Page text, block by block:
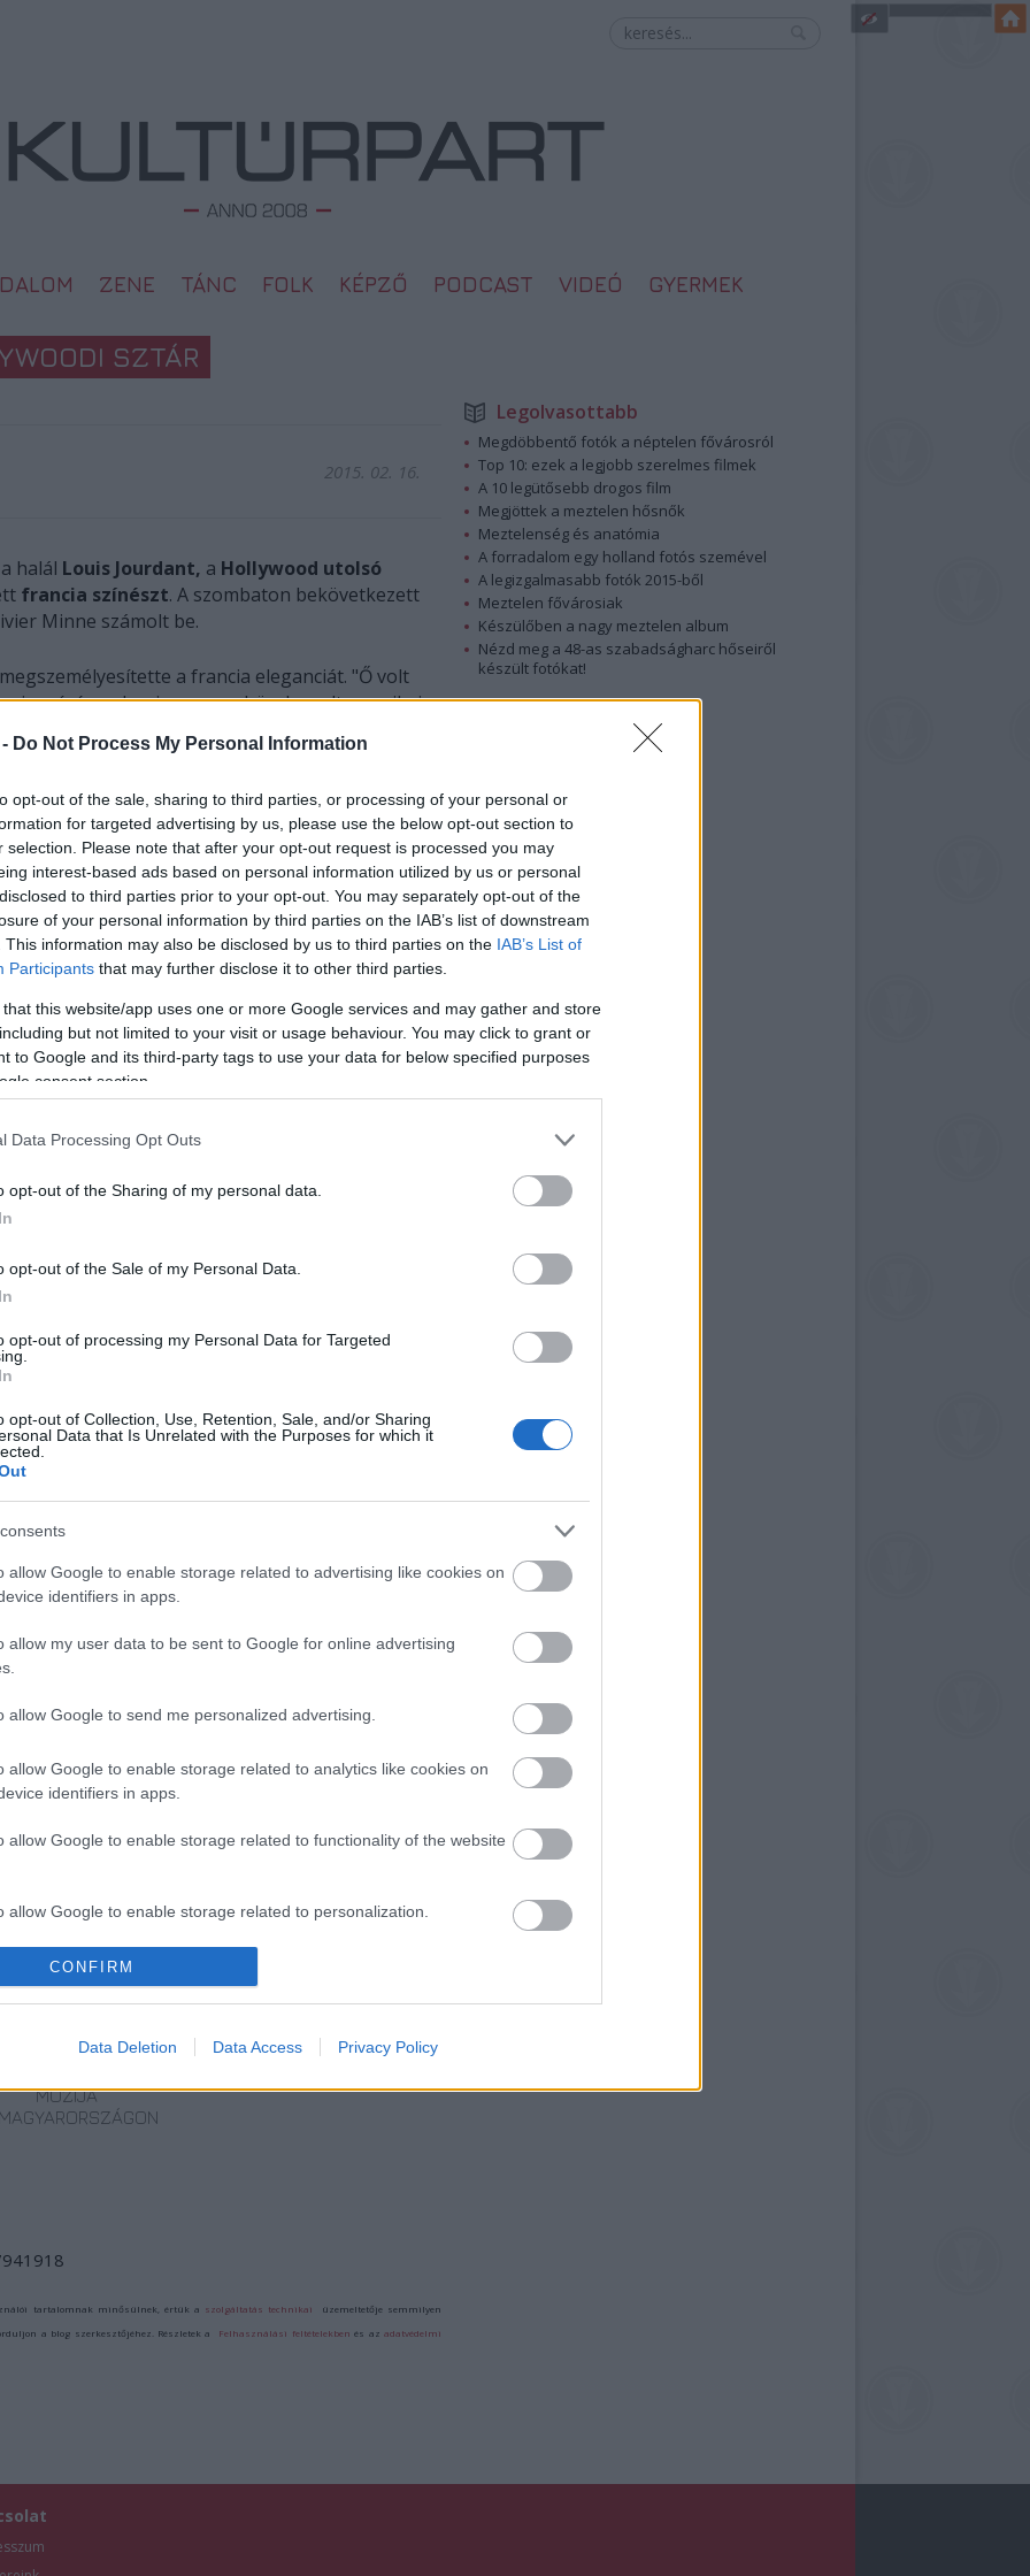
Do Not Process My Personal Information
opt-out of the sale, sharing to third parties, or processing of your personal or
for targeted advertising by us, please use the below opt-out section to
selection. Please note that after your opt-out request is processed you may
interest-based ads based on personal information utilized by us or personal
to third parties prior to your opt-out. You may separately opt-out of the
of your personal information by third parties on the IAB’s list of downstream
This information may also be disclosed by us to third parties on the IAB’s List of
Participants that may further disclose it to other third parties.
that this website/app uses one or more Google services and may gather and store
but not limited to your visit or usage behaviour. You may click to grant or
to Google and its third-party tags to use your data for below specified purposes
consent section.
Data Processing Opt Outs
opt-out of the Sharing of my personal data.
opt-out of the Sale of my Personal Data.
opt-out of processing my Personal Data for Targeted
opt-out of Collection, Use, Retention, Sale, and/or Sharing
Data that Is Unrelated with the Purposes for which it
allow Google to enable storage related to advertising like cookies on
identifiers in apps.
allow my user data to be sent to Google for online advertising
allow Google to send me personalized advertising.
allow Google to enable storage related to analytics like cookies on
identifiers in apps.
allow Google to enable storage related to functionality of the website
allow Google to enable storage related to personalization.
allow Google to enable storage related to security, including
functionality and fraud prevention, and other user protection.
CONFIRM
Data Deletion Data Access Privacy Policy
ZENE TÁNC FOLK KÉPZŐ PODCAST VIDEÓ GYERMEK
SZTÁR
2015. 02. 16.
halál Louis Jourdant, a Hollywood utolsó
francia színészt. A szombaton bekövetkezett
Minne számolt be.
a francia eleganciát. "Ő volt
színésze. Louis nagyon büszke volt amerikai
Jordanről szóló könyvön és
Louis Robert Gendre néven és már a
a filmvásznon. A második
ellenállási mozgalomhoz, a háború után pedig
szerepét az Alfred Hitchcock rendezte
és ötvenes években olyan színésznőkkel
Fontaine, Jennifer Jones, Grace Kelly és
szerető szerepét, mint a
is Leslie Caron oldalán. DeBond-filmben is
- Polipka
is kapott. Felesége, akivel több mint
Fia, Louis Henry Jourdan 1981-ben harmincéves
halt meg.
SZÁGULDÁS,
SÁRKÁNYOK,
NYÁR 10
MOZIJA
MAGYARORSZÁGON
ŐRÜLT NAP,
ŐRÜLT FILM: JÖN
LEGJOBBAN
TAROLT A
tartalomnak minősülnek, értük a szolgáltatás technikai üzemeltetője semmilyen
a blog szerkesztőjéhez. Részletek a Felhasználási feltételekben és azadatvédelmi
Legolvasottabb
Megdöbbentő fotók a néptelen fővárosról
Top 10: ezek a legjobb szerelmes filmek
A 10 legütősebb drogos film
Megjöttek a meztelen hősnők
Meztelenség és anatómia
A forradalom egy holland fotós szemével
A legizgalmasabb fotók 2015-ből
Meztelen fővárosiak
Készülőben a nagy meztelen album
Nézd meg a 48-as szabadságharc hőseiről
készült fotókat!